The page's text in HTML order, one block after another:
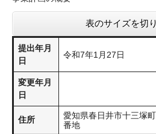
表のサイズを切
提出年月
日
令和7年1月27日
変更年月
日
住所
愛知県春日井市十三塚
番地